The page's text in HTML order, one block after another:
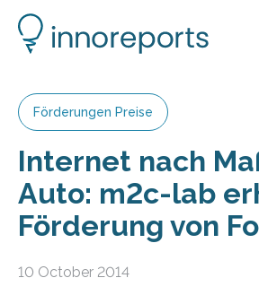
Förderungen Preise
Internet nach
Auto: m2c-lab
Förderung von
10 October 2014